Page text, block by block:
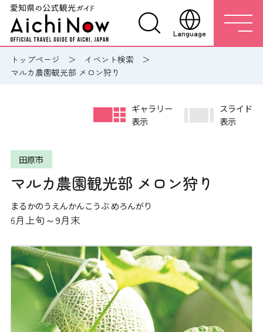
Language
トップページ
イベント検索
マルカ農園観光部 メロン狩り
田原市
マルカ農園観光部 メロン狩り
まるかのうえんかんこうぶ めろんがり
6月上旬～9月末
ギャラリー
表示
スライド
表示